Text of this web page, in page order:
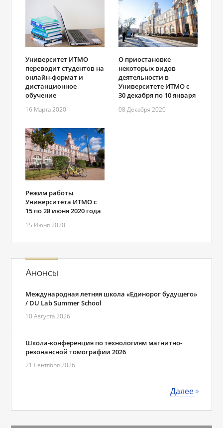
Университет ИТМО
переводит студентов на
онлайн-формат и
дистанционное
обучение
16 Марта 2020
О приостановке
некоторых видов
деятельности в
Университете ИТМО с
30 декабря по 10 января
08 Декабря 2020
Режим работы
Университета ИТМО с
15 по 28 июня 2020 года
15 Июня 2020
Анонсы
Международная летняя школа «Единорог будущего»
/ DU Lab Summer School
10 Августа 2026
Школа-конференция по технологиям магнитно-
резонансной томографии 2026
21 Сентября 2026
Далее